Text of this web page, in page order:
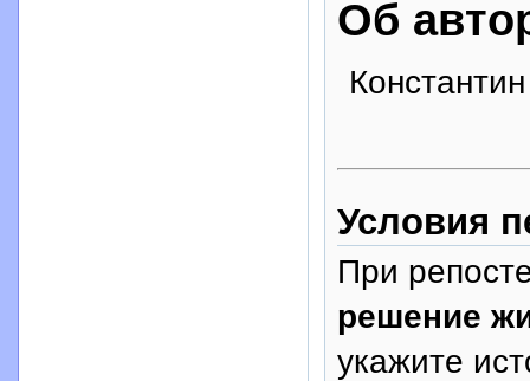
Об
Условия
При
решение
укажите